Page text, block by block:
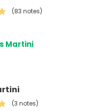
(83 notes)
Martini
(3 notes)